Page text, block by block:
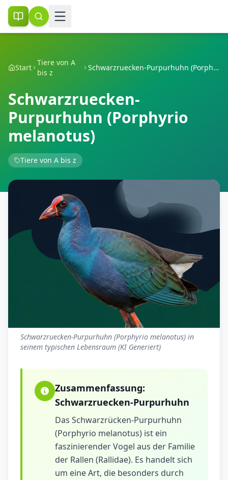
Start
Tiere von A
bis z
Schwarzruecken-Purpurhuhn (Porphyrio melanotus)
Schwarzruecken-
Purpurhuhn (Porphyrio
melanotus)
Tiere von A bis z
Schwarzruecken-Purpurhuhn (Porphyrio melanotus) in
seinem typischen Lebensraum (KI Generiert)
Zusammenfassung:
Schwarzruecken-Purpurhuhn
Das Schwarzrücken-Purpurhuhn
(Porphyrio melanotus) ist ein
faszinierender Vogel aus der Familie
der Rallen (Rallidae). Es handelt sich
um eine Art, die besonders durch